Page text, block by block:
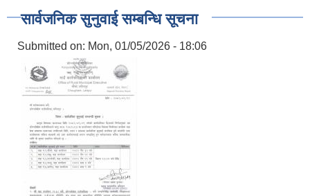
सार्वजनिक सुनुवाई सम्बन्धि सूचना
Submitted on: Mon, 01/05/2026 - 18:06